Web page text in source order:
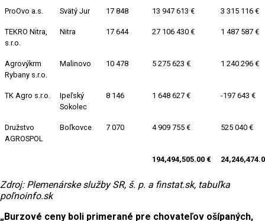
ProOvo a.s. Svätý Jur 17 848 13 947 613 € 3 315 116 €
TEKRO Nitra,
s.r.o.
Nitra 17 644 27 106 430 € 1 487 587 €
Agrovýkrm
Rybany s.r.o.
Malinovo 10 478 5 275 623 € 1 240 296 €
TK Agro s.r.o.
Ipeľský
Sokolec
8 146 1 648 627 € -197 643 €
Družstvo
AGROSPOL
Boľkovce 7 070 4 909 755 € 525 040 €
194,494,505.00 €
Zdroj: Plemenárske služby SR, š. p. a finstat.sk, tabuľka
poľnoinfo.sk
„Burzové ceny boli primerané pre chovateľov ošípaných,